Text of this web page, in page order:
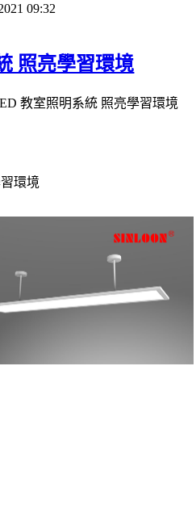
09:32
照亮學習環境
教室照明系統 照亮學習環境
環境